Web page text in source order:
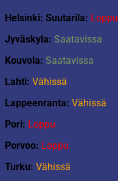
Helsinki: Suutarila: Loppu
Jyväskyla: Saatavissa
Kouvola: Saatavissa
Lahti: Vähissä
Lappeenranta: Vähissä
Pori: Loppu
Porvoo: Loppu
Turku: Vähissä